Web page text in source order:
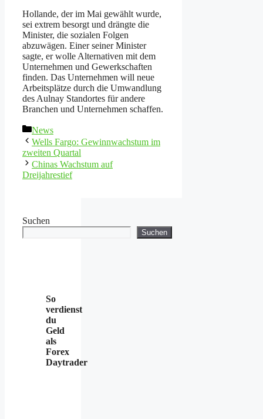
Hollande, der im Mai gewählt wurde,
sei extrem besorgt und drängte die
Minister, die sozialen Folgen
abzuwägen. Einer seiner Minister
sagte, er wolle Alternativen mit dem
Unternehmen und Gewerkschaften
finden. Das Unternehmen will neue
Arbeitsplätze durch die Umwandlung
des Aulnay Standortes für andere
Branchen und Unternehmen schaffen.
Kategorien
News
Wells Fargo: Gewinnwachstum im
zweiten Quartal
Chinas Wachstum auf
Dreijahrestief
Suchen
Suchen
So
verdienst
du
Geld
als
Forex
Daytrader